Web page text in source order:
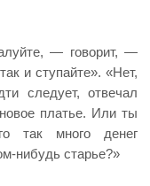
— говорит, —
и ступайте». «Нет,
следует, отвечал
платье. Или ты
так много денег
нибудь старье?»